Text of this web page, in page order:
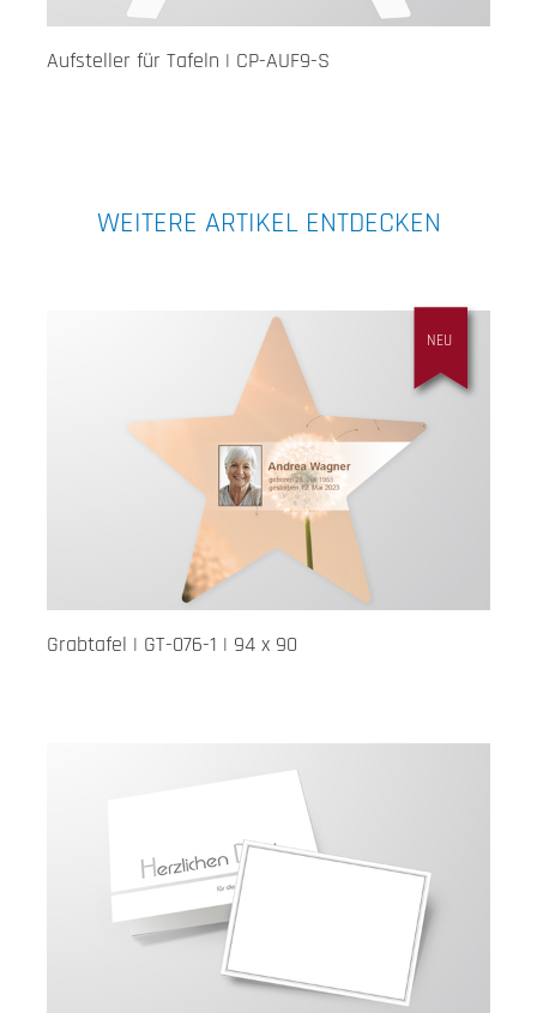
Aufsteller für Tafeln | CP-AUF9-S
WEITERE ARTIKEL ENTDECKEN
NEU
Grabtafel | GT-076-1 | 94 x 90